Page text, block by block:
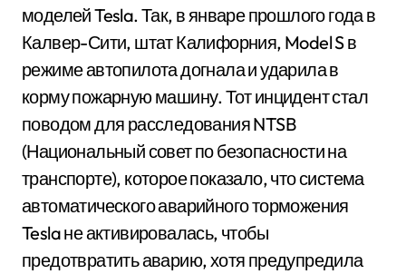
моделей Tesla. Так, в январе прошлого года в
Калвер-Сити, штат Калифорния, Model S в
режиме автопилота догнала и ударила в
корму пожарную машину. Тот инцидент стал
поводом для расследования NTSB
(Национальный совет по безопасности на
транспорте), которое показало, что система
автоматического аварийного торможения
Tesla не активировалась, чтобы
предотвратить аварию, хотя предупредила